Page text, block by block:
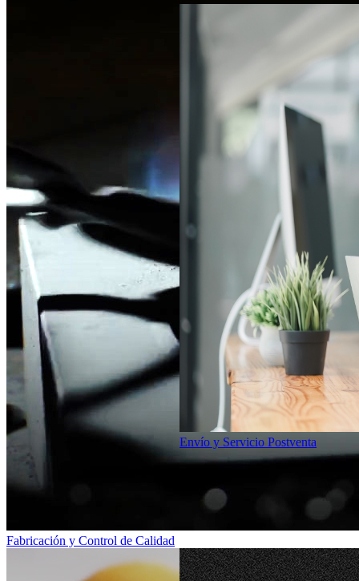
Fabricación y Control de Calidad
Envío y Servicio Postventa